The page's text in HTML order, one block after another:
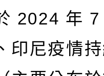
2024 年
印尼疫情